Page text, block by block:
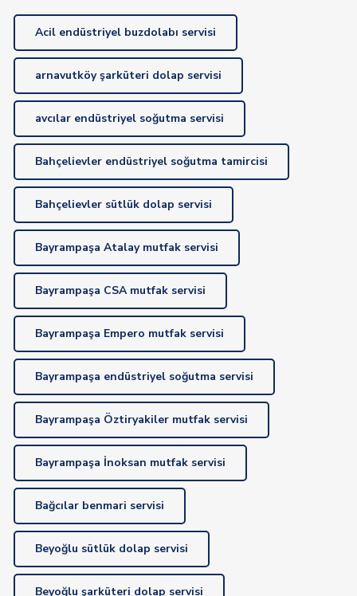
Acil endüstriyel buzdolabı servisi
arnavutköy şarküteri dolap servisi
avcılar endüstriyel soğutma servisi
Bahçelievler endüstriyel soğutma tamircisi
Bahçelievler sütlük dolap servisi
Bayrampaşa Atalay mutfak servisi
Bayrampaşa CSA mutfak servisi
Bayrampaşa Empero mutfak servisi
Bayrampaşa endüstriyel soğutma servisi
Bayrampaşa Öztiryakiler mutfak servisi
Bayrampaşa İnoksan mutfak servisi
Bağcılar benmari servisi
Beyoğlu sütlük dolap servisi
Beyoğlu şarküteri dolap servisi